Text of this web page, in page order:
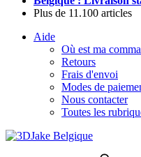
Plus de 11.100 articles
Aide
Où est ma
Retours
Frais d'envoi
Modes de
Nous contacter
Toutes les